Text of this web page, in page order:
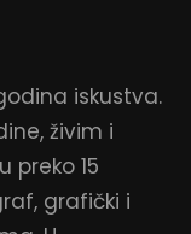
iskustva.
živim i
preko 15
grafički i